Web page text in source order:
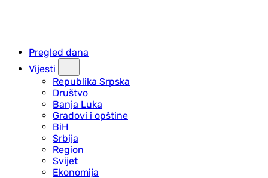
Pregled dana
Vijesti
Republika Srpska
Društvo
Banja Luka
Gradovi i opštine
BiH
Srbija
Region
Svijet
Ekonomija